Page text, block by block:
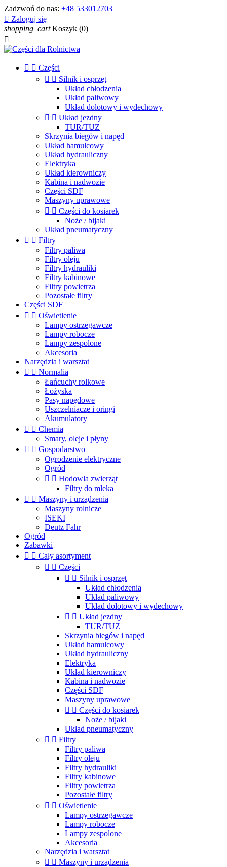
Zadzwoń do nas: +48 533012703
 Zaloguj się
shopping_cart Koszyk (0)

  Części
  Silnik i osprzęt
Układ chłodzenia
Układ paliwowy
Układ dolotowy i wydechowy
  Układ jezdny
TUR/TUZ
Skrzynia biegów i napęd
Układ hamulcowy
Układ hydrauliczny
Elektryka
Układ kierowniczy
Kabina i nadwozie
Części SDF
Maszyny uprawowe
  Części do kosiarek
Noże / bijaki
Układ pneumatyczny
  Filtry
Filtry paliwa
Filtry oleju
Filtry hydrauliki
Filtry kabinowe
Filtry powietrza
Pozostałe filtry
Części SDF
  Oświetlenie
Lampy ostrzegawcze
Lampy robocze
Lampy zespolone
Akcesoria
Narzędzia i warsztat
  Normalia
Łańcuchy rolkowe
Łożyska
Pasy napędowe
Uszczelniacze i oringi
Akumulatory
  Chemia
Smary, oleje i płyny
  Gospodarstwo
Ogrodzenie elektryczne
Ogród
  Hodowla zwierząt
Filtry do mleka
  Maszyny i urządzenia
Maszyny rolnicze
ISEKI
Deutz Fahr
Ogród
Zabawki
  Cały asortyment
  Części
  Silnik i osprzęt
Układ chłodzenia
Układ paliwowy
Układ dolotowy i wydechowy
  Układ jezdny
TUR/TUZ
Skrzynia biegów i napęd
Układ hamulcowy
Układ hydrauliczny
Elektryka
Układ kierowniczy
Kabina i nadwozie
Części SDF
Maszyny uprawowe
  Części do kosiarek
Noże / bijaki
Układ pneumatyczny
  Filtry
Filtry paliwa
Filtry oleju
Filtry hydrauliki
Filtry kabinowe
Filtry powietrza
Pozostałe filtry
  Oświetlenie
Lampy ostrzegawcze
Lampy robocze
Lampy zespolone
Akcesoria
Narzędzia i warsztat
  Maszyny i urządzenia